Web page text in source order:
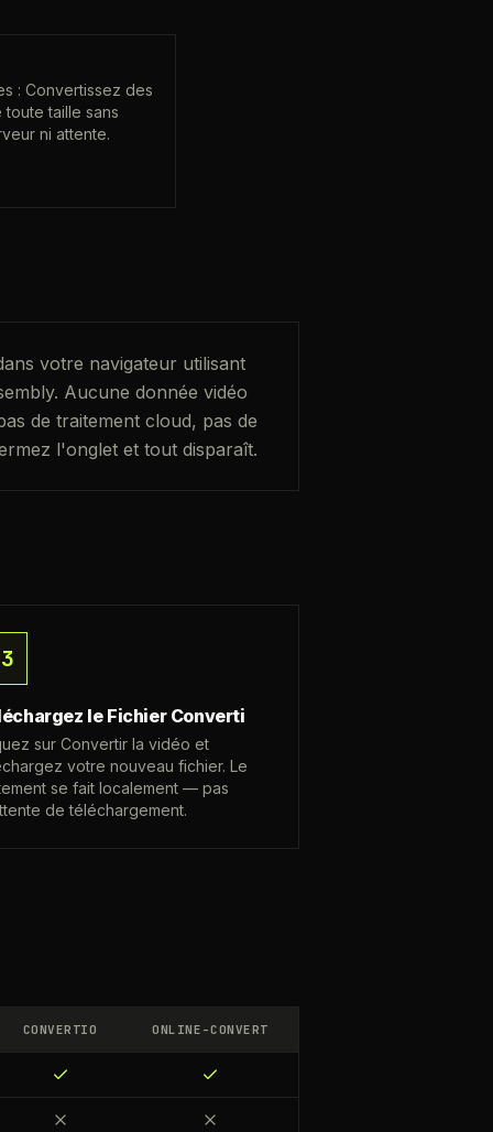
: Convertissez des
taille sans
ni attente.
votre navigateur utilisant
Aucune donnée vidéo
de traitement cloud, pas de
l'onglet et tout disparaît.
le Fichier Converti
sur Convertir la vidéo et
votre nouveau fichier. Le
se fait localement — pas
de téléchargement.
CONVERTIO ONLINE-CONVERT